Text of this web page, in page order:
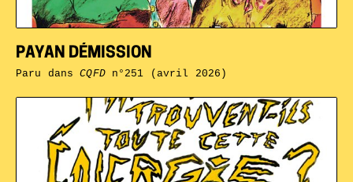
PAYAN DÉMISSION
Paru dansCQFDn°251 (avril 2026)